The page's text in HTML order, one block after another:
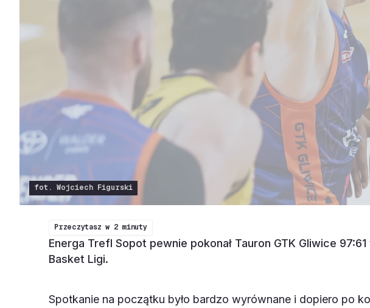
fot. Wojciech Figurski
Przeczytasz w 2 minuty
Energa Trefl Sopot pewnie pokonał Tauron GTK Gliwice
Basket Ligi.
Spotkanie na początku było bardzo wyrównane i dopiero po